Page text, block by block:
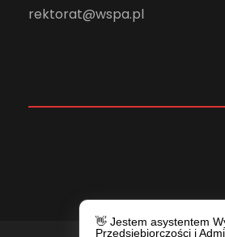
rektorat@wspa.pl
👋 Jestem asystentem
Przedsiębiorczości i